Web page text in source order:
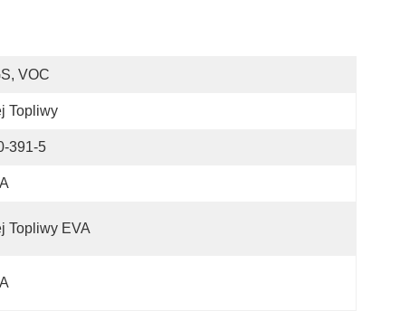
VOC
Topliwy
391-5
Topliwy EVA